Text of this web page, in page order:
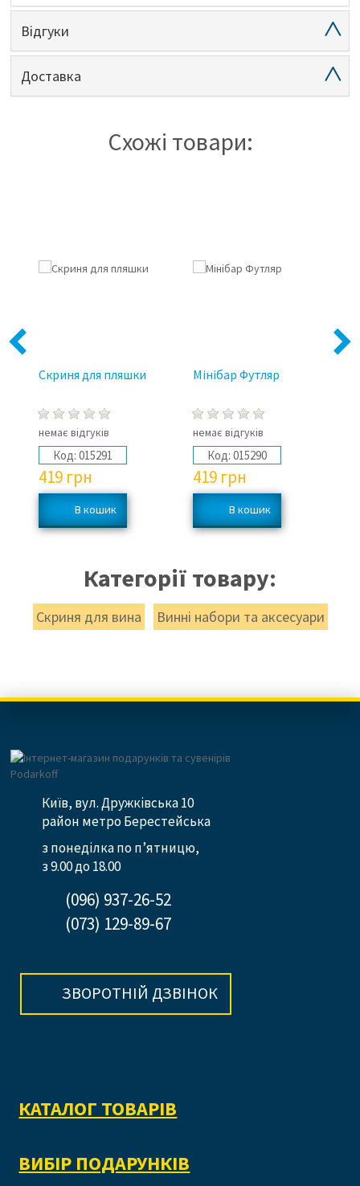
Відгуки
Доставка
Схожі товари:
Previous
Скриня для пляшки
немає відгуків
Код: 015291
419 грн
Мінібар Футляр
немає відгуків
Код: 015290
419 грн
Next
Категорії товару:
Скриня для вина Винні набори та аксесуари
Київ, вул. Дружківська 10
район метро Берестейська
з понеділка по п’ятницю,
з 9.00 до 18.00
(096) 937-26-52
(073) 129-89-67
ЗВОРОТНІЙ ДЗВІНОК
КАТАЛОГ ТОВАРІВ
ВИБІР ПОДАРУНКІВ